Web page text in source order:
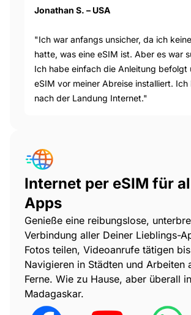
Jonathan S. – USA
"Ich war anfangs unsicher, da ich
hatte, was eine eSIM ist. Aber es war
Ich habe einfach die Anleitung befolgt
eSIM vor meiner Abreise installiert.
nach der Landung Internet."
Internet per eSIM für
Apps
Genieße eine reibungslose,
Verbindung aller Deiner Lieblings-
Fotos teilen, Videoanrufe tätigen
Navigieren in Städten und Arbeiten
Ferne. Wie zu Hause, aber überall in
Madagaskar.